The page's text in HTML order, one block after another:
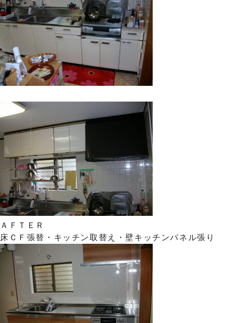
ＡＦＴＥＲ
床ＣＦ張替・キッチン取替え・壁キッチンパネル張り